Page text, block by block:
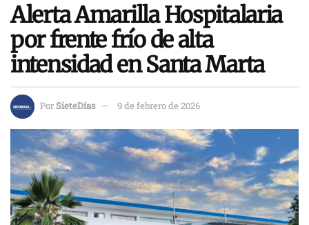
Alerta Amarilla Hospitalaria
por frente frío de alta
intensidad en Santa Marta
PorSieteDías 9 de febrero de 2026